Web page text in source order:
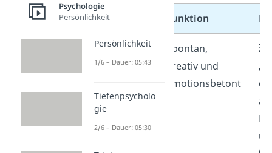
Ausprägung Funktion
Freies Kind
Spontan,
kreativ und
emotionsbetont
Psychologie
Persönlichkeit
Persönlichkeit
1/6 – Dauer: 05:43
Tiefenpsycholo
gie
2/6 – Dauer: 05:30